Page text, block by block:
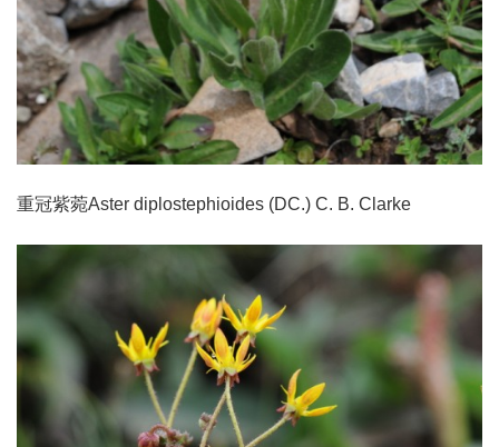
重冠紫菀Aster diplostephioides (DC.) C. B. Clarke